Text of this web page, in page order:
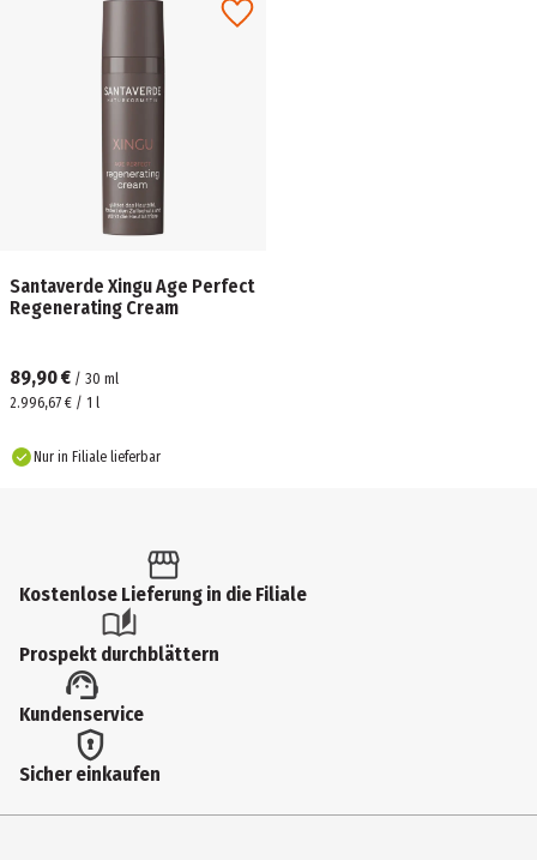
Santaverde Xingu Age Perfect
Regenerating Cream
89,90 € / 30 ml
2.996,67 € / 1 l
Nur in Filiale lieferbar
Kostenlose Lieferung in die Filiale
Prospekt durchblättern
Kundenservice
Sicher einkaufen